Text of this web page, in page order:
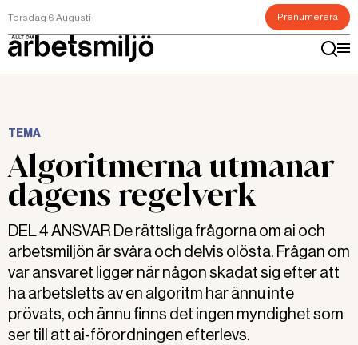
Torsdag 6 Augusti Prenumerera
TEMA
Algoritmerna utmanar
dagens regelverk
DEL 4 ANSVAR De rättsliga frågorna om ai och
arbetsmiljön är svåra och delvis olösta. Frågan om
var ansvaret ligger när någon skadat sig efter att
ha arbetsletts av en algoritm har ännu inte
prövats, och ännu finns det ingen myndighet som
ser till att ai-förordningen efterlevs.